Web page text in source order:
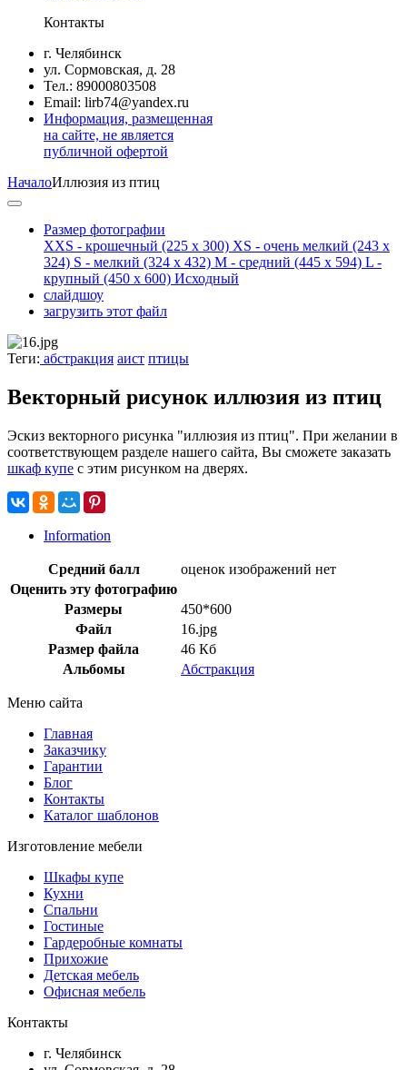
Контакты
г. Челябинск
ул. Сормовская, д. 28
Тел.: 89000803508
Email: lirb74@yandex.ru
Информация, размещенная
на сайте, не является
публичной офертой
НачалоИллюзия из птиц
Размер фотографии
XXS - крошечный (225 x 300) XS - очень мелкий (243 x
324) S - мелкий (324 x 432) M - средний (445 x 594) L -
крупный (450 x 600) Исходный
слайдшоу
загрузить этот файл
Теги: абстракция аист птицы
Векторный рисунок иллюзия из птиц
Эскиз векторного рисунка "иллюзия из птиц". При желании в
соответствующем разделе нашего сайта, Вы сможете заказать
шкаф купе с этим рисунком на дверях.
Information
Средний балл
оценок изображений нет
Оценить эту фотографию
Размеры
450*600
Файл
16.jpg
Размер файла
46 Кб
Альбомы
Абстракция
Меню сайта
Главная
Заказчику
Гарантии
Блог
Контакты
Каталог шаблонов
Изготовление мебели
Шкафы купе
Кухни
Спальни
Гостиные
Гардеробные комнаты
Прихожие
Детская мебель
Офисная мебель
Контакты
г. Челябинск